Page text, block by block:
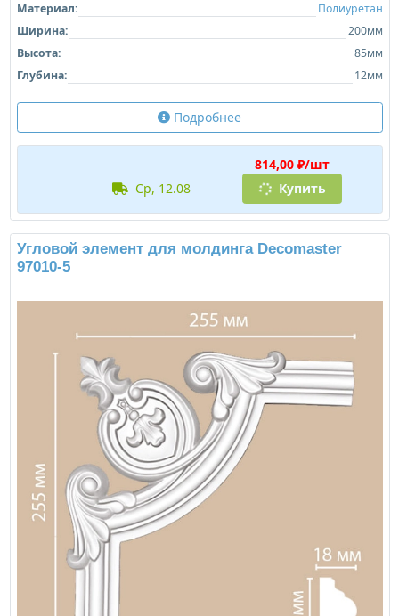
Материал:
Полиуретан
Ширина:
200мм
Высота:
85мм
Глубина:
12мм
Подробнее
814,00 ₽/шт
ср, 12.08
Купить
Угловой элемент для молдинга Decomaster
97010-5